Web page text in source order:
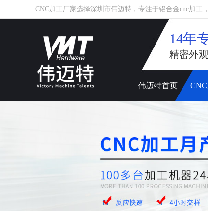
CNC加工厂家选择深圳市伟迈特，专注于铝合金cnc加工
14年
精密外
伟迈特首页